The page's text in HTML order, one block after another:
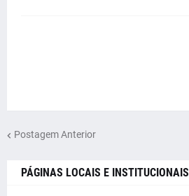
Postagem Anterior
PÁGINAS LOCAIS E INSTITUCIONAIS